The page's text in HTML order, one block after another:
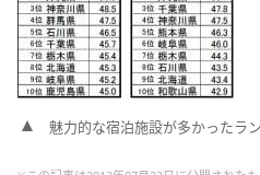
魅力的な宿泊施設が多かったラ